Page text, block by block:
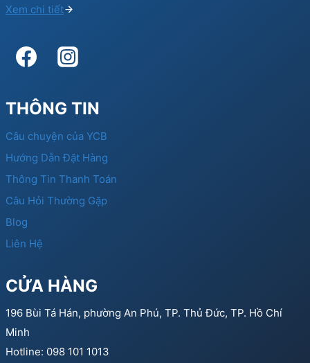
Xem chi tiết
THÔNG TIN
Câu chuyện của YCB
Hướng Dẫn Đặt Hàng
Thông Tin Thanh Toán
Câu Hỏi Thường Gặp
Blog
Liên Hệ
CỬA HÀNG
196 Bùi Tá Hán, phường An Phú, TP. Thủ Đức, TP. Hồ Chí
Minh
Hotline: 098 101 1013